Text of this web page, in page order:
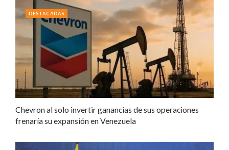
Chevron al solo invertir ganancias de sus operaciones
frenaría su expansión en Venezuela
DESTACADAS